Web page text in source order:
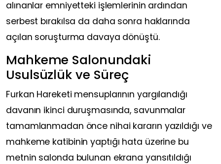
alınanlar emniyetteki işlemlerinin ardından
serbest bırakılsa da daha sonra haklarında
açılan soruşturma davaya dönüştü.
Mahkeme Salonundaki
Usulsüzlük ve Süreç
Furkan Hareketi mensuplarının yargılandığı
davanın ikinci duruşmasında, savunmalar
tamamlanmadan önce nihai kararın yazıldığı ve
mahkeme katibinin yaptığı hata üzerine bu
metnin salonda bulunan ekrana yansıtıldığı